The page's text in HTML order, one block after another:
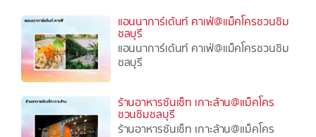
แอนนาการ์เด้นท์ คาเฟ่@แม็คโครชวนชิม
ชลบุรี
แอนนาการ์เด้นท์ คาเฟ่@แม็คโครชวนชิม
ชลบุรี
ร้านอาหารซันเซ็ท เกาะล้าน@แม็คโคร
ชวนชิมชลบุรี
ร้านอาหารซันเซ็ท เกาะล้าน@แม็คโคร